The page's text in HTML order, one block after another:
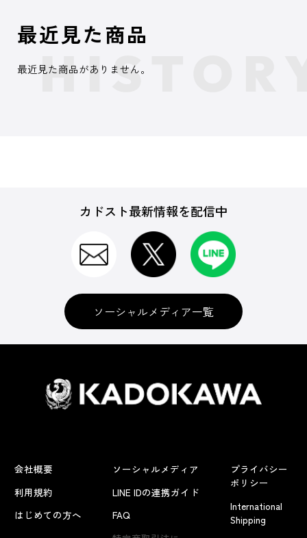
最近見た商品
最近見た商品がありません。
カドスト最新情報を配信中
ソーシャルメディア一覧
会社概要
利用規約
はじめての方へ
ソーシャルメディア
LINE IDの連携ガイド
FAQ
プライバシー
ポリシー
International
Shipping